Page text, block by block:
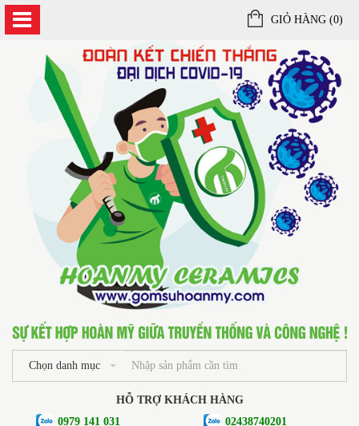
GIỎ HÀNG (0)
Chọn danh mục
HỖ TRỢ KHÁCH HÀNG
0979 141 031
02438740201